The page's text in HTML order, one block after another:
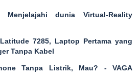
Menjelajahi dunia Virtual-Reality
7285, Laptop Pertama yang
Tanpa Kabel
Tanpa Listrik, Mau? - VAGA